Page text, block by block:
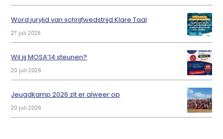
Word jurylid van schrijfwedstrijd Klare Taal
27 juli 2026
Wil jij MOSA’14 steunen?
20 juli 2026
Jeugdkamp 2026 zit er alweer op
20 juli 2026